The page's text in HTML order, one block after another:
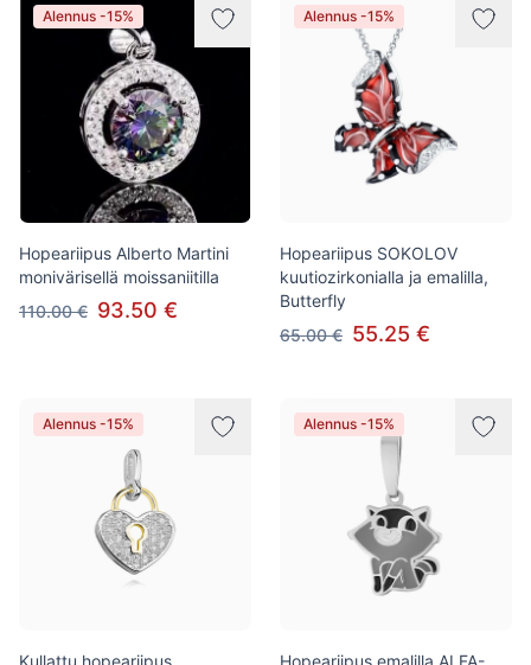
Alennus -15%
Hopeariipus Alberto Martini
monivärisellä moissaniitilla
110.00 € 93.50 €
Alennus -15%
Hopeariipus SOKOLOV
kuutiozirkonialla ja emalilla,
Butterfly
65.00 € 55.25 €
Alennus -15%
Kullattu hopeariipus
Alennus -15%
Hopeariipus emalilla ALFA-